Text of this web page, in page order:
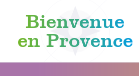
Bienvenue
en Provence